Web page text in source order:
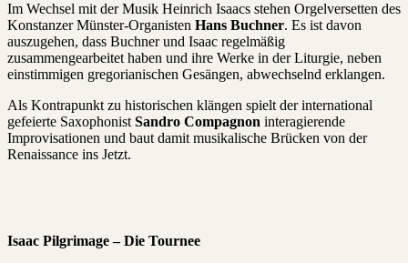
Im Wechsel mit der Musik Heinrich Isaacs stehen Orgelversetten des
Konstanzer Münster-Organisten Hans Buchner. Es ist davon
auszugehen, dass Buchner und Isaac regelmäßig
zusammengearbeitet haben und ihre Werke in der Liturgie, neben
einstimmigen gregorianischen Gesängen, abwechselnd erklangen.
Als Kontrapunkt zu historischen klängen spielt der international
gefeierte Saxophonist Sandro Compagnon interagierende
Improvisationen und baut damit musikalische Brücken von der
Renaissance ins Jetzt.
Isaac Pilgrimage – Die Tournee